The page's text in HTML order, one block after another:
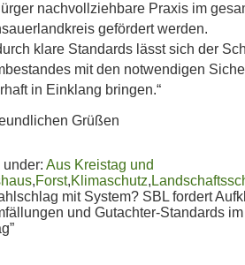
nachvollziehbare Praxis im
gefördert werden.
klare Standards lässt sich der
mit den notwendigen
in Einklang bringen.“
Grüßen
under: Aus Kreistag und
,Forst,Klimaschutz,
mit System? SBL fordert
und Gutachter-Standards